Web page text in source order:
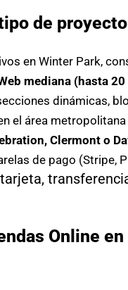
de proyecto
en Winter Park,
mediana (hasta
dinámicas,
el área metropolitana
Clermont o
de pago (Stripe,
Online en